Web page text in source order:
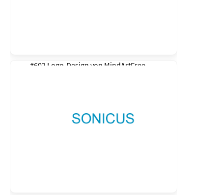
#602 Logo-Design von MindArtFree